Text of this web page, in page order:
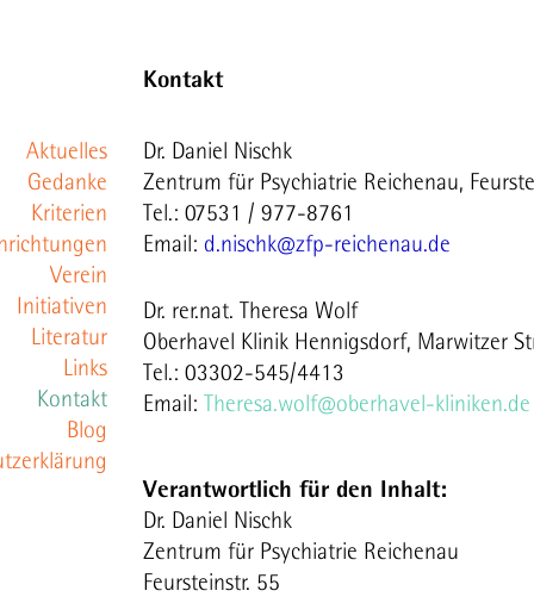
Aktuelles
Gedanke
Kriterien
Verein
Satzung
Initiativen
Literatur
Links
Kontakt
Blog
etwa
Kontakt
Dr. Daniel Nischk
Zentrum für Psychiatrie Reichenau,
Tel.: 07531 / 977-8761
Email: d.nischk@zfp-reichenau.de
Dr. rer.nat. Theresa Wolf
Oberhavel Klinik Hennigsdorf, Marwitzer
Tel.: 03302-545/4413
Email: Theresa.wolf@oberhavel-kliniken.de
Verantwortlich für den Inhalt:
Dr. Daniel Nischk
Zentrum für Psychiatrie Reichenau
Feursteinstr. 55